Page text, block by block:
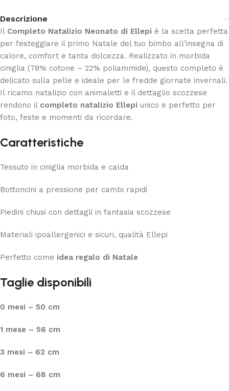
Descrizione
Il Completo Natalizio Neonato di Ellepi è la scelta perfetta
per festeggiare il primo Natale del tuo bimbo all’insegna di
calore, comfort e tanta dolcezza. Realizzato in morbida
ciniglia (78% cotone – 22% poliammide), questo completo è
delicato sulla pelle e ideale per le fredde giornate invernali.
Il ricamo natalizio con animaletti e il dettaglio scozzese
rendono il completo natalizio Ellepi unico e perfetto per
foto, feste e momenti da ricordare.
Caratteristiche
Tessuto in ciniglia morbida e calda
Bottoncini a pressione per cambi rapidi
Piedini chiusi con dettagli in fantasia scozzese
Materiali ipoallergenici e sicuri, qualità Ellepi
Perfetto come idea regalo di Natale
Taglie disponibili
0 mesi – 50 cm
1 mese – 56 cm
3 mesi – 62 cm
6 mesi – 68 cm